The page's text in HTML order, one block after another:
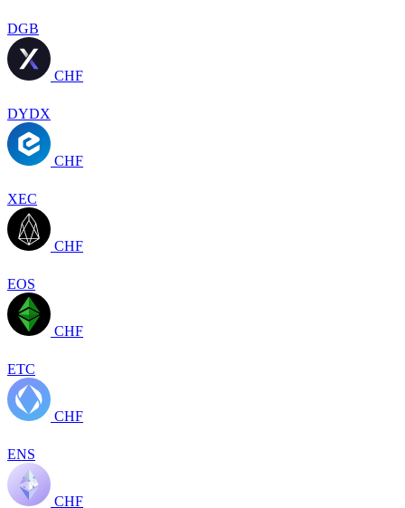
DGB
CHF
DYDX
CHF
XEC
CHF
EOS
CHF
ETC
CHF
ENS
CHF